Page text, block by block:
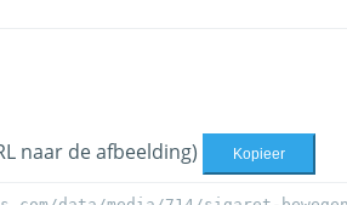
naar de afbeelding) Kopieer